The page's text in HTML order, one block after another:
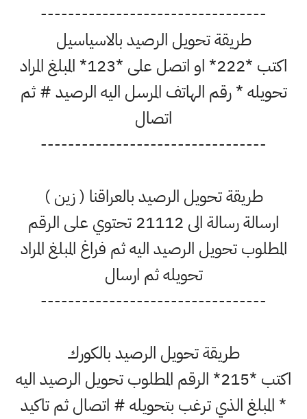
---------------------------------
طريقة تحويل الرصيد بالاسياسيل
اكتب *222* او اتصل على *123* المبلغ المراد
تحويله * رقم الهاتف المرسل اليه الرصيد # ثم
اتصال
---------------------------------
طريقة تحويل الرصيد بالعراقنا ( زين )
ارسالة رسالة الى 21112 تحتوي على الرقم
المطلوب تحويل الرصيد اليه ثم فراغ المبلغ المراد
تحويله ثم ارسال
---------------------------------
طريقة تحويل الرصيد بالكورك
اكتب *215* الرقم المطلوب تحويل الرصيد اليه
* المبلغ الذي ترغب بتحويله # اتصال ثم تاكيد